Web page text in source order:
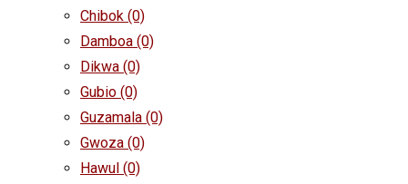
Chibok (0)
Damboa (0)
Dikwa (0)
Gubio (0)
Guzamala (0)
Gwoza (0)
Hawul (0)